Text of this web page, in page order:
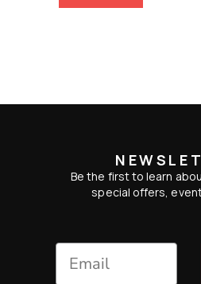
Be the first to learn
special offers,